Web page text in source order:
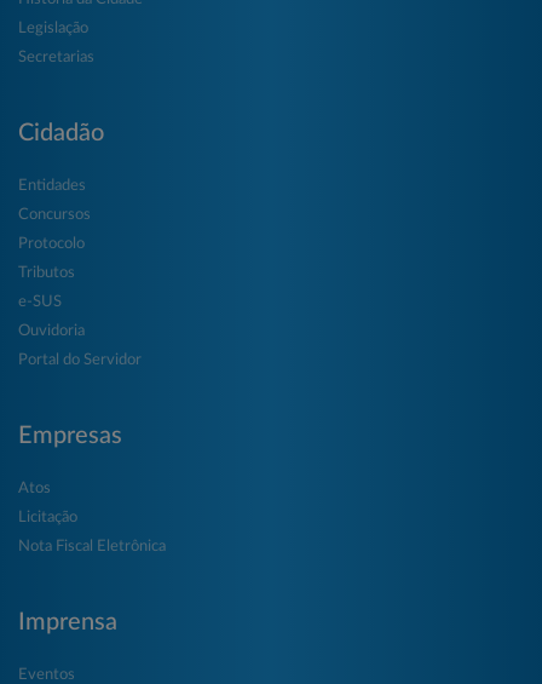
Legislação
Secretarias
Cidadão
Entidades
Concursos
Protocolo
Tributos
e-SUS
Ouvidoria
Portal do Servidor
Empresas
Atos
Licitação
Nota Fiscal Eletrônica
Imprensa
Eventos